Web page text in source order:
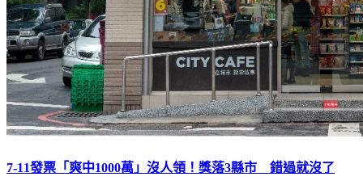
7-11發票「爽中1000萬」沒人領！獎落3縣市 錯過就沒了